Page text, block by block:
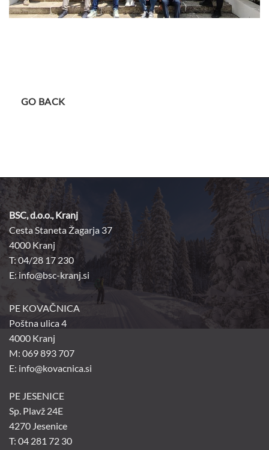
GO BACK
BSC, d.o.o., Kranj
Cesta Staneta Žagarja 37
4000 Kranj
T: 04/28 17 230
E:info@bsc-kranj.si
PE KOVAČNICA
Poštna ulica 4
4000 Kranj
M: 069 893 707
E: info@kovacnica.si
PE JESENICE
Sp. Plavž 24E
4270 Jesenice
T: 04 281 72 30